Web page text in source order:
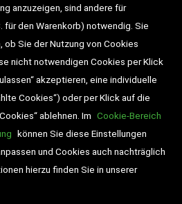
Schultaschen
anzuzeigen, sind andere für
für den Warenkorb) notwendig. Sie
Sie der Nutzung von Cookies
nicht notwendigen Cookies per Klick
akzeptieren, eine individuelle
Cookies“) oder per Klick auf die
ablehnen. Im Cookie-Bereich
können Sie diese Einstellungen
und Cookies auch nachträglich
hierzu finden Sie in unserer